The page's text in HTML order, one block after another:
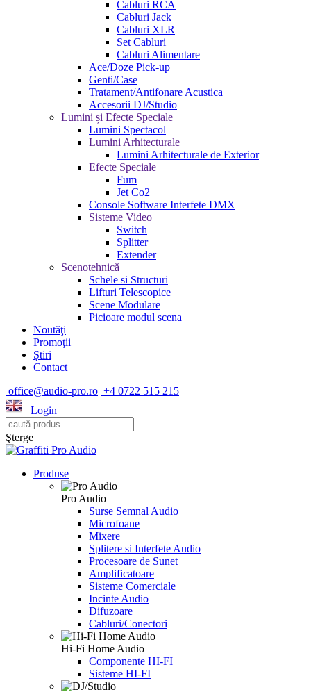
Cabluri RCA
Cabluri Jack
Cabluri XLR
Set Cabluri
Cabluri Alimentare
Ace/Doze Pick-up
Genti/Case
Tratament/Antifonare Acustica
Accesorii DJ/Studio
Lumini și Efecte Speciale
Lumini Spectacol
Lumini Arhitecturale
Lumini Arhitecturale de Exterior
Efecte Speciale
Fum
Jet Co2
Console Software Interfete DMX
Sisteme Video
Switch
Splitter
Extender
Scenotehnică
Schele si Structuri
Lifturi Telescopice
Scene Modulare
Picioare modul scena
Noutăţi
Promoţii
Știri
Contact
office@audio-pro.ro +4 0722 515 215
Login
Şterge
Produse
Pro Audio
Surse Semnal Audio
Microfoane
Mixere
Splitere si Interfete Audio
Procesoare de Sunet
Amplificatoare
Sisteme Comerciale
Incinte Audio
Difuzoare
Cabluri/Conectori
Hi-Fi Home Audio
Componente HI-FI
Sisteme HI-FI